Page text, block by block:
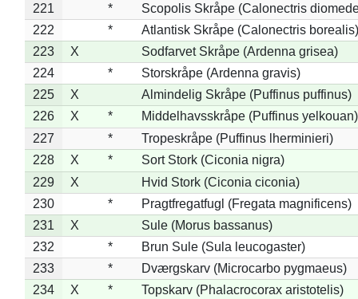
221
*
Scopolis Skråpe (Calonectris
222
*
Atlantisk Skråpe (Calonectris borealis)
223
X
Sodfarvet Skråpe (Ardenna grisea)
224
*
Storskråpe (Ardenna gravis)
225
X
Almindelig Skråpe (Puffinus puffinus)
226
X *
Middelhavsskråpe (Puffinus yelkouan)
227
*
Tropeskråpe (Puffinus lherminieri)
228
X *
Sort Stork (Ciconia nigra)
229
X
Hvid Stork (Ciconia ciconia)
230
*
Pragtfregatfugl (Fregata magnificens)
231
X
Sule (Morus bassanus)
232
*
Brun Sule (Sula leucogaster)
233
*
Dværgskarv (Microcarbo pygmaeus)
234
X * Topskarv (Phalacrocorax aristotelis)